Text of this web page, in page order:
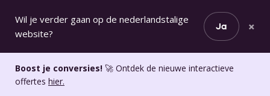
Wil je verder gaan op de nederlandstalige
website?
Ja ×
Boost je conversies! 🚀 Ontdek de nieuwe interactieve
offertes hier.